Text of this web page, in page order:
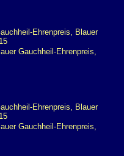
Gauchheil-Ehrenpreis,
Gauchheil-Ehrenpreis,